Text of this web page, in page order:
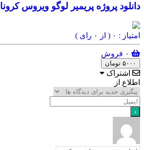
دانلود پروژه پریمیر لوگو ویروس کرونا
امتیاز : ۰ ( از ۰ رای )
۵۰۰۰ تومان
اشتراک
اطلاع از